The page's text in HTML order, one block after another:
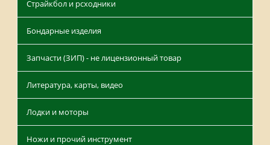
Страйкбол и рсходники
Бондарные изделия
Запчасти (ЗИП) - не лицензионный товар
Литература, карты, видео
Лодки и моторы
Ножи и прочий инструмент